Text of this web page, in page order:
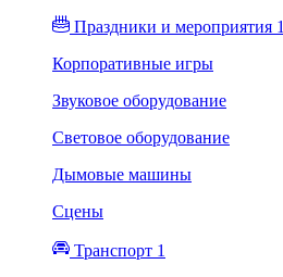
Праздники и мероприятия 1
Корпоративные игры
Звуковое оборудование
Световое оборудование
Дымовые машины
Сцены
Транспорт 1